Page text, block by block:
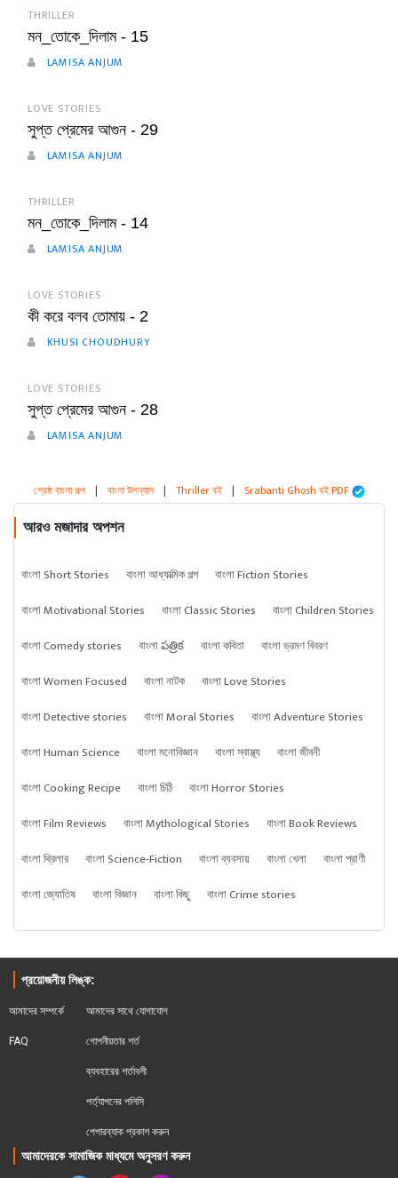
THRILLER
মন_তোকে_দিলাম - 15
LAMISA ANJUM
LOVE STORIES
সুপ্ত প্রেমের আগুন - 29
LAMISA ANJUM
THRILLER
মন_তোকে_দিলাম - 14
LAMISA ANJUM
LOVE STORIES
কী করে বলব তোমায় - 2
KHUSI CHOUDHURY
LOVE STORIES
সুপ্ত প্রেমের আগুন - 28
LAMISA ANJUM
শ্রেষ্ঠ বাংলা গল্প | বাংলা উপন্যাস | Thriller বই | Srabanti Ghosh বই PDF
আরও মজাদার অপশন
বাংলা Short Stories বাংলা আধ্যাত্মিক গল্প
বাংলা Fiction Stories
বাংলা Motivational Stories
বাংলা Classic Stories
বাংলা Children Stories
বাংলা Comedy stories
বাংলা పత్రిక বাংলা কবিতা
বাংলা ভ্রমণ বিবরণ
বাংলা Women Focused
বাংলা নাটক
বাংলা Love Stories
বাংলা Detective stories
বাংলা Moral Stories
বাংলা Adventure Stories
বাংলা Human Science
বাংলা মনোবিজ্ঞান বাংলা স্বাস্থ্য
বাংলা জীবনী
বাংলা Cooking Recipe
বাংলা চিঠি
বাংলা Horror Stories
বাংলা Film Reviews
বাংলা Mythological Stories
বাংলা Book Reviews
বাংলা থ্রিলার
বাংলা Science-Fiction বাংলা ব্যবসায় বাংলা খেলা
বাংলা প্রাণী
বাংলা জ্যোতিষ
বাংলা বিজ্ঞান বাংলা কিছু বাংলা Crime stories
প্রয়োজনীয় লিঙ্ক:
আমাদের সম্পর্কে
FAQ
আমাদের সাথে যোগাযোগ
গোপনীয়তার শর্ত
ব্যবহারের শর্তাবলী
পর্ত্যাপনের পলিসি
পেপারব্যাক প্রকাশ করুন
আমাদেরকে সামাজিক মাধ্যমে অনুসরণ করুন